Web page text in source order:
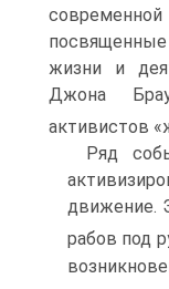
жизни и
Джона
активистов
Ряд
движение.
рабов под